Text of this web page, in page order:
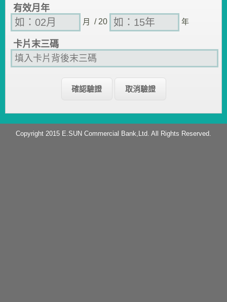
有效月年
月 / 20 年
卡片末三碼
Copyright 2015 E.SUN Commercial Bank,Ltd. All Rights Reserved.